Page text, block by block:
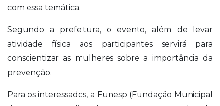
com essa temática.
Segundo a prefeitura, o evento, além de levar
atividade física aos participantes servirá para
conscientizar as mulheres sobre a importância da
prevenção.
Para os interessados, a Funesp (Fundação Municipal